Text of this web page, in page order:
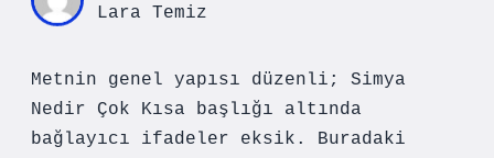
Lara Temiz
Metnin genel yapısı düzenli; Simya
Nedir Çok Kısa başlığı altında
bağlayıcı ifadeler eksik. Buradaki